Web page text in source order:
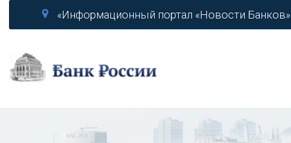
«Информационный портал «Новости Банков»